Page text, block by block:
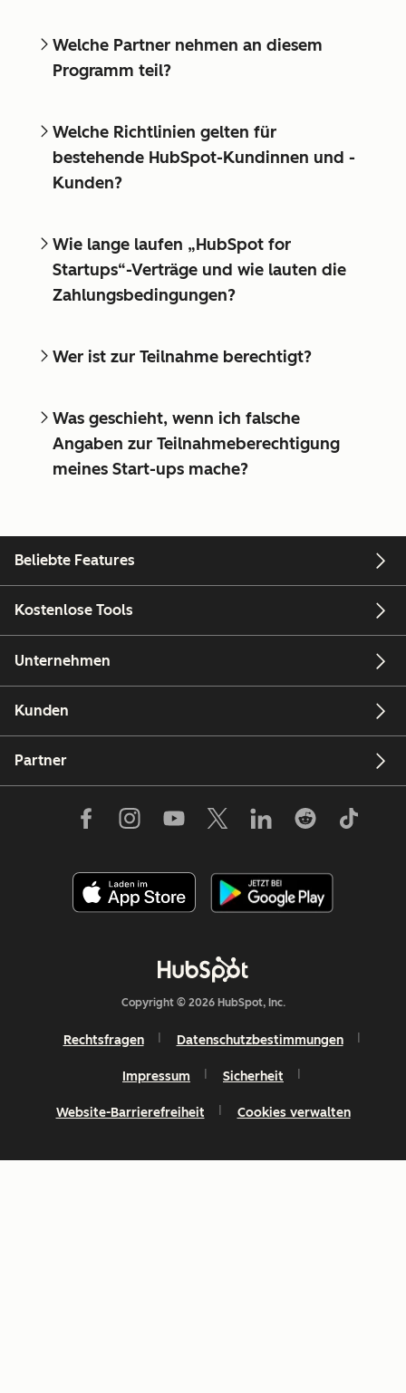
Welche Partner nehmen an diesem
Programm teil?
Welche Richtlinien gelten für
bestehende HubSpot-Kundinnen und -
Kunden?
Wie lange laufen „HubSpot for
Startups“-Verträge und wie lauten die
Zahlungsbedingungen?
Wer ist zur Teilnahme berechtigt?
Was geschieht, wenn ich falsche
Angaben zur Teilnahmeberechtigung
meines Start-ups mache?
Beliebte Features
Kostenlose Tools
Unternehmen
Kunden
Partner
Copyright © 2026 HubSpot, Inc.
Rechtsfragen Datenschutzbestimmungen
Impressum Sicherheit
Website-Barrierefreiheit Cookies verwalten